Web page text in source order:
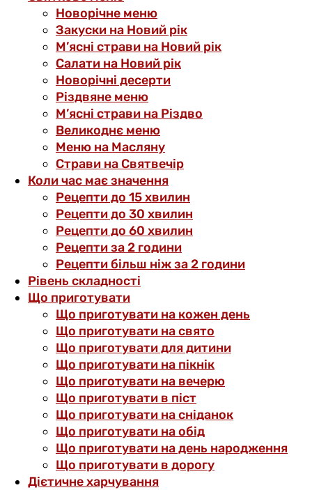
Новорічне меню
Закуски на Новий рік
М’ясні страви на Новий рік
Салати на Новий рік
Новорічні десерти
Різдвяне меню
М’ясні страви на Різдво
Великоднє меню
Меню на Масляну
Страви на Святвечір
Коли час має значення
Рецепти до 15 хвилин
Рецепти до 30 хвилин
Рецепти до 60 хвилин
Рецепти за 2 години
Рецепти більш ніж за 2 години
Рівень складності
Що приготувати
Що приготувати на кожен день
Що приготувати на свято
Що приготувати для дитини
Що приготувати на пікнік
Що приготувати на вечерю
Що приготувати в піст
Що приготувати на сніданок
Що приготувати на обід
Що приготувати на день народження
Що приготувати в дорогу
Дієтичне харчування